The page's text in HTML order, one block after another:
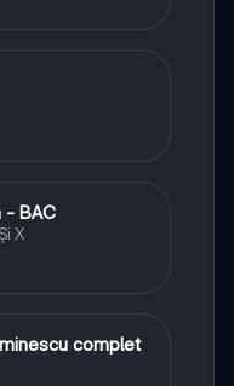
- BAC
X
complet